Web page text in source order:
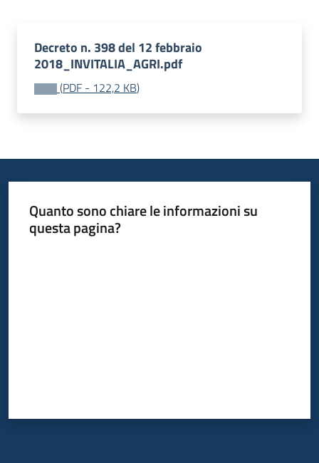
Decreto n. 398 del 12 febbraio
2018_INVITALIA_AGRI.pdf
(PDF - 122,2 KB)
Quanto sono chiare le informazioni su
questa pagina?